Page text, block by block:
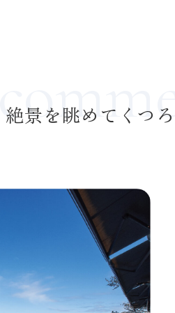
絶景を眺めてくつ